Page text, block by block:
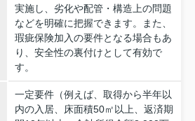
実施し、劣化や配管・構造上の問題
などを明確に把握できます。また、
瑕疵保険加入の要件となる場合もあ
り、安全性の裏付けとして有効で
す。
一定要件（例えば、取得から半年以
内の入居、床面積50㎡以上、返済期